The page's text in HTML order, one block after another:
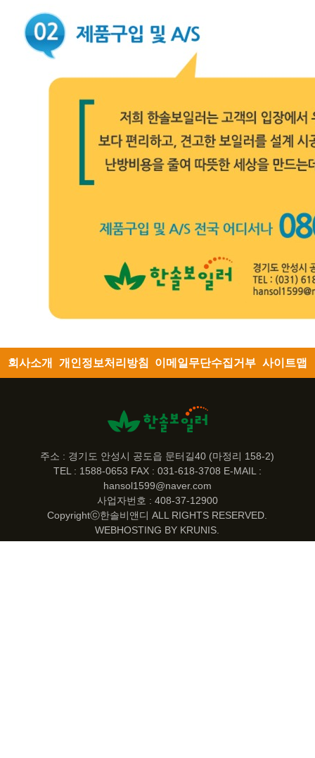
회사소개 개인정보처리방침 이메일무단수집거부 사이트맵
주소 : 경기도 안성시 공도읍 문터길40 (마정리 158-2)
TEL : 1588-0653 FAX : 031-618-3708 E-MAIL :
hansol1599@naver.com
사업자번호 : 408-37-12900
Copyrightⓒ한솔비앤디 ALL RIGHTS RESERVED.
WEBHOSTING BY KRUNIS.